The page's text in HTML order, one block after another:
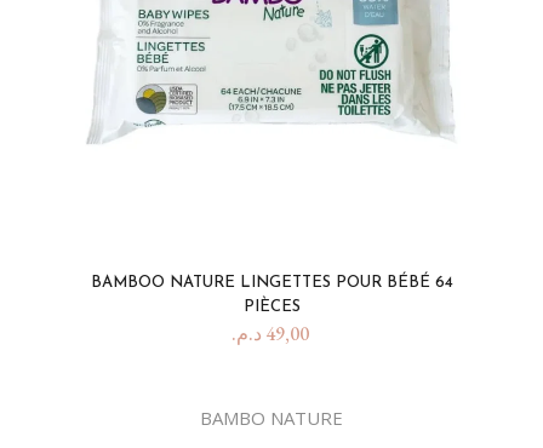
BAMBOO NATURE LINGETTES POUR BÉBÉ 64
PIÈCES
49,00 د.م.
BAMBO NATURE